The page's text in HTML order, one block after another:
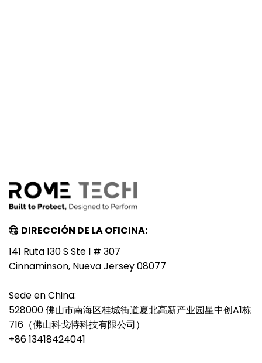
DIRECCIÓN DE LA OFICINA:
141 Ruta 130 S Ste I # 307
Cinnaminson, Nueva Jersey 08077
Sede en China:
528000 佛山市南海区桂城街道夏北高新产业园星中创A1栋
716（佛山科戈特科技有限公司）
+86 13418424041